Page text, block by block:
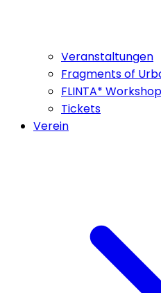
Veranstaltungen
Fragments of
FLINTA*
Tickets
Verein